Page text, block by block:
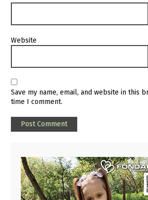
Website
Save my name, email, and website in this
time I comment.